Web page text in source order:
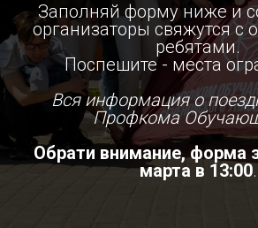
Заполняй форму ниже и
организаторы свяжутся с
ребятами.
Поспешите - места
Вся информация о
Профкома
Обрати внимание, форма
марта в 13:00.